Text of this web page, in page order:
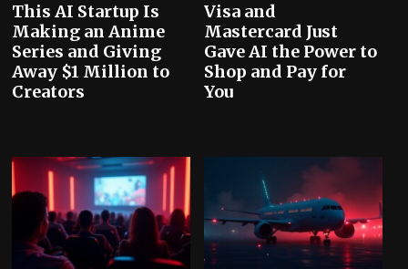
This AI Startup Is
Making an Anime
Series and Giving
Away $1 Million to
Creators
Visa and
Mastercard Just
Gave AI the Power to
Shop and Pay for
You